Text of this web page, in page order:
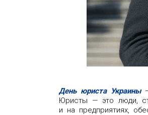
День юриста Украины—
Юристы — это люди,
и на предприятиях,